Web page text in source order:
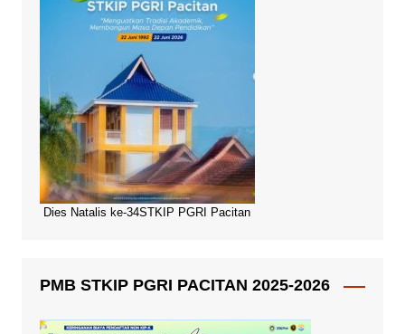
Dies Natalis ke-34STKIP PGRI Pacitan
PMB STKIP PGRI PACITAN 2025-2026